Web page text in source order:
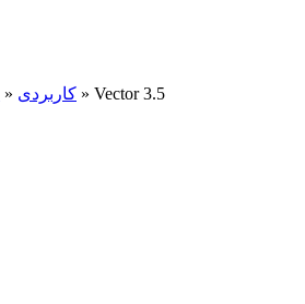
» کاربردی » Vector 3.5